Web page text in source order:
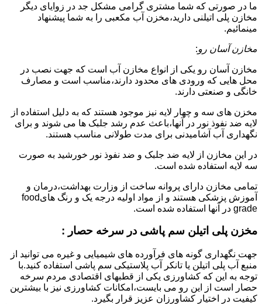
ما در صورتی که شما مشتری گرامی مشکل جد در زوایای دیگر
مخازن پلی اتیلنی دارید،مخزن آب مکعبی را به شما پیشنهاد
مینمائیم.
مخازن آسان رو:
مخازن آسان رو یکی از انواع مخازن آب است که جهت نصب در
محل هایی که ورودی های محدود دارند،مناسب است و مصارف
خانگی و صنعتی دارند.
مخزن های سه و چهار لایه نیز موجود هستند که به دلیل استفاده از
لایه ضد نفوذ نور در آنها،باعث عدم رشد جلبک ها می شوند و برای
نگهداری آب آشامیدنی برای مدت طولانی مناسب هستند.
در این مخازن از لایه ضد جلبک و ضد نفوذ نور خورشید به صورت
سه لایه استفاده شده است.
تمامی مخازن دارای پروانه ساخت از وزارت بهداشت،درمان و
آموزش پزشکی هستند و از مواد اولیه درجه یک و رنگ هایfood
grade در آنها استفاده شده است.
مخزن پلی اتیلن سم پاشی در سرخه حصار :
جهت نگهداری گونه های فرآورده های شیمیایی و غیره می توانید از
منبع آب پلی اتیلن یا تانکر آب پلاستیکی سم پاشی استفاده کنید.با
توجه به این که کشاورزی یکی از قطبهای اقتصادی مردم سرخه
حصار است از این رو می بایست،امکانات کشاورزی نیز با بیشترین
کیفیت در اختیار کشاورزان عزیز قرار بگیرد.